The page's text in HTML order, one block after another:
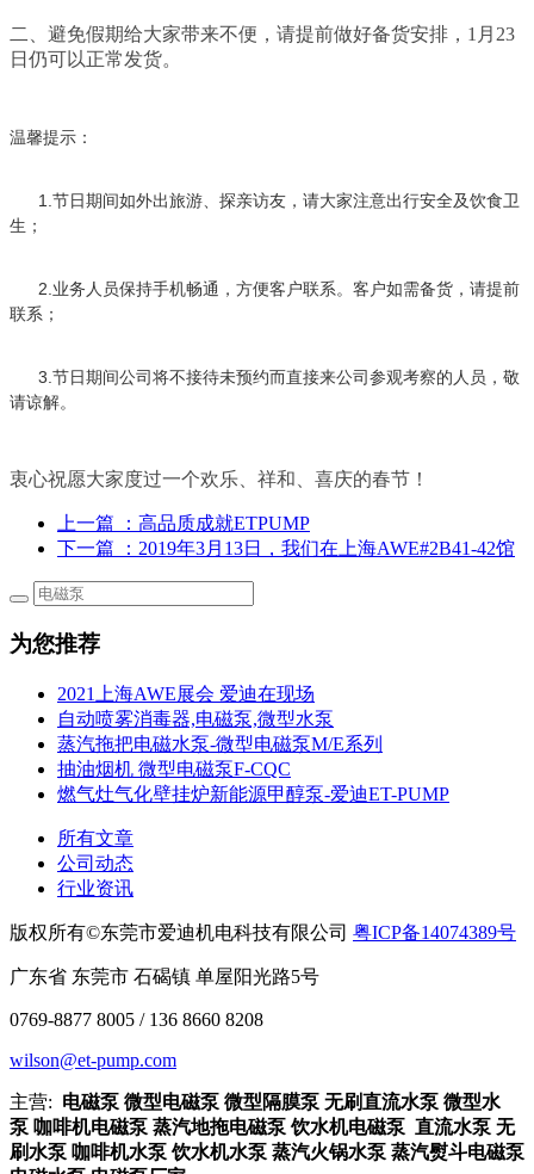
二、避免假期给大家带来不便，请提前做好备货安排，1月23
日仍可以正常发货。
温馨提示：
1. 节日期间如外出旅游、探亲访友，请大家注意出行安全及饮食卫
生；
2. 业务人员保持手机畅通，方便客户联系。客户如需备货，请提前
联系；
3. 节日期间公司将不接待未预约而直接来公司参观考察的人员，敬
请谅解。
衷心祝愿大家度过一个欢乐、祥和、喜庆的春节！
上一篇
：高品质成就ETPUMP
下一篇
：2019年3月13日，我们在上海AWE#2B41-42馆
为您推荐
2021上海AWE展会 爱迪在现场
自动喷雾消毒器,电磁泵,微型水泵
​蒸汽拖把电磁水泵-微型电磁泵M/E系列
抽油烟机 微型电磁泵F-CQC
燃气灶气化壁挂炉新能源甲醇泵-爱迪ET-PUMP
所有文章
公司动态
行业资讯
版权所有©东莞市爱迪机电科技有限公司 粤ICP备14074389号
广东省 东莞市 石碣镇 单屋阳光路5号
0769-8877 8005 / 136 8660 8208
wilson@et-pump.com
主营: 电磁泵 微型电磁泵 微型隔膜泵 无刷直流水泵 微型水
泵 咖啡机电磁泵 蒸汽地拖电磁泵 饮水机电磁泵 直流水泵 无
刷水泵 咖啡机水泵 饮水机水泵 蒸汽火锅水泵 蒸汽熨斗电磁泵